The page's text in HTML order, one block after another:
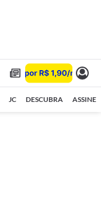
JC DESCUBRA ASSINE